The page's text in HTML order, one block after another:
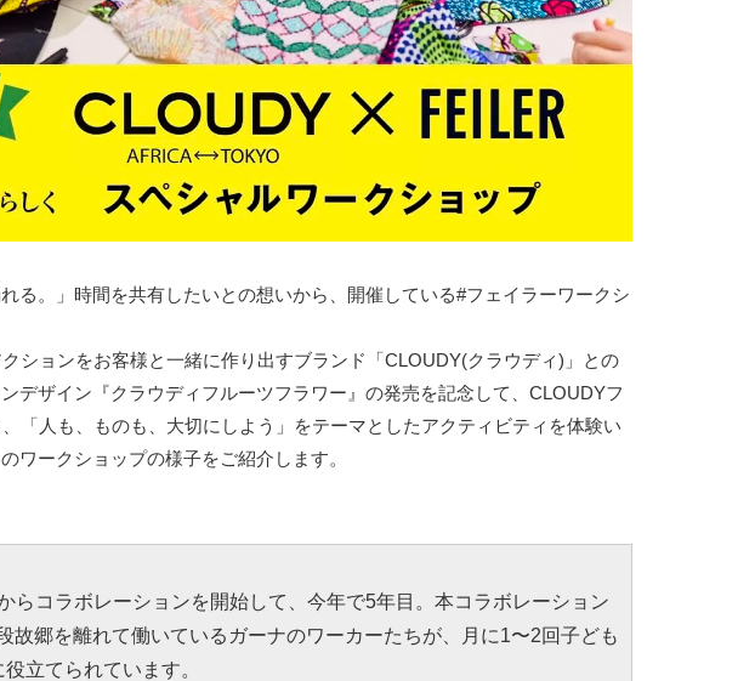
る。」時間を共有したいとの想いから、開催している#フェイラーワークシ
ションをお客様と一緒に作り出すブランド「CLOUDY(クラウディ)」との
デザイン『クラウディフルーツフラワー』の発売を記念して、CLOUDYフ
「人も、ものも、大切にしよう」をテーマとしたアクティビティを体験い
ワークショップの様子をご紹介します。
らコラボレーションを開始して、今年で5年目。本コラボレーション
郷を離れて働いているガーナのワーカーたちが、月に1〜2回子ども
立てられています。